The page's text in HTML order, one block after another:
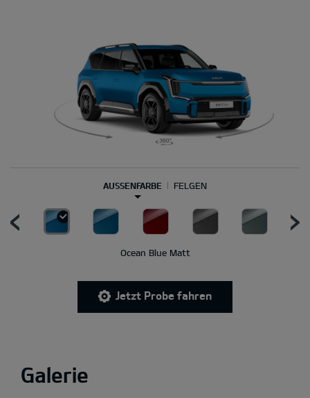
AUSSENFARBE FELGEN
Ocean Blue Matt
Jetzt Probe fahren
Galerie